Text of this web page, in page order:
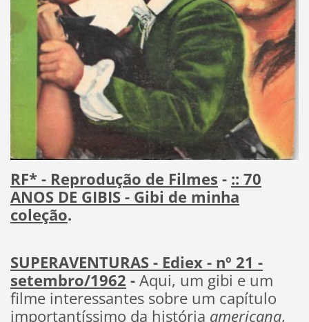
RF* - Reprodução de Filmes - :: 70
ANOS DE GIBIS - Gibi de minha
coleção.
SUPERAVENTURAS - Ediex - nº 21 -
setembro/1962 -Aqui, um gibi e um
filme interessantes sobre um capítulo
importantíssimo da história americana,